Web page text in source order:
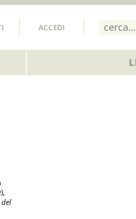
ACCEDI
),
del